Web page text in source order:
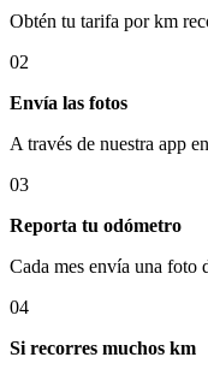
Obtén tu tarifa por km
02
Envía las fotos
A través de nuestra app
03
Reporta tu odómetro
Cada mes envía una foto
04
Si recorres muchos km